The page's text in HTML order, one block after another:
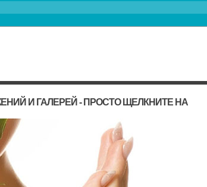
И ГАЛЕРЕЙ - ПРОСТО ЩЕЛКНИТЕ НА